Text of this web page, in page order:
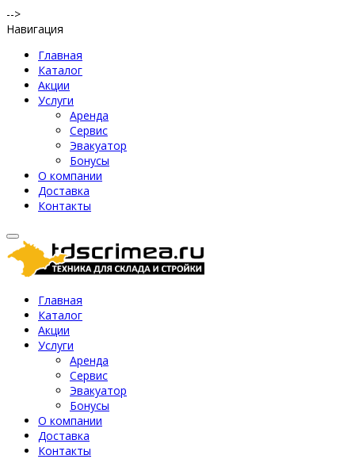
-->
Навигация
Главная
Каталог
Акции
Услуги
Аренда
Сервис
Эвакуатор
Бонусы
О компании
Доставка
Контакты
Главная
Каталог
Акции
Услуги
Аренда
Сервис
Эвакуатор
Бонусы
О компании
Доставка
Контакты